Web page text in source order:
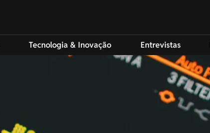
Tecnologia & Inovação Entrevistas